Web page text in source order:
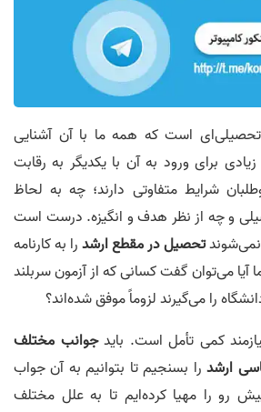
است که همه ما با آن آشنایی
برای ورود به آن با یکدیگر به رقابت
شرایط متفاوتی دارند؛ چه به لحاظ
و چه از نظر هدف و انگیزه. درست است
تحصیل در مقطع ارشدرا به کارنامه
آیا می‌توان گفت کسانی که از آزمون سربلند
را می‌گیرند لزوماً موفق شده‌اند؟
کمی تأمل است. بایدجوانب مختلف
ارشدرا بسنجیم تا بتوانیم به آن جواب
رو را مهیا کرده‌ایم تا به علل مختلف